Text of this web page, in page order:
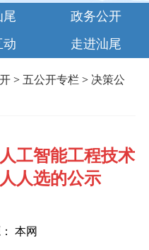
尾
政务公开
动 走进汕尾
> 五公开专栏 > 决策公
工智能工程技术
人选的公示
本网